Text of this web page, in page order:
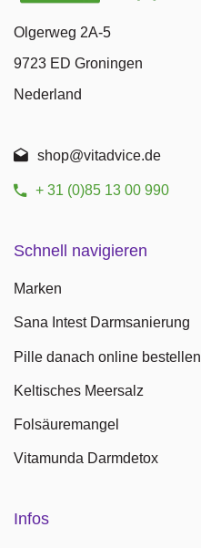
Schnell navigieren
Marken
Sana Intest Darmsanierung
Pille danach online bestellen
Keltisches Meersalz
Folsäuremangel
Vitamunda Darmdetox
Infos
Olgerweg 2A-5
9723 ED Groningen
Nederland
shop@vitadvice.de
+ 31 (0)85 13 00 990